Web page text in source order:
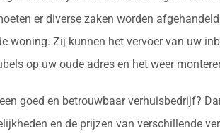
er diverse zaken worden
Zij kunnen het vervoer van uw
op uw oude adres en het weer
goed en betrouwbaar verhuisbedrijf?
en de prijzen van verschillende